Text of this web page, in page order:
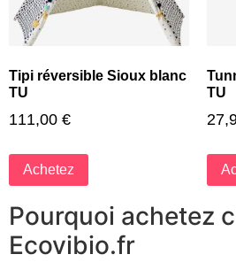
Tipi réversible Sioux blanc
TU
111,00 €
Achetez
TU
Pourquoi achetez
Ecovibio.fr